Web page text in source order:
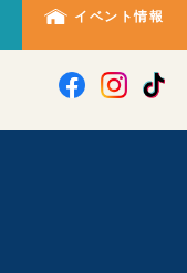
イベント情報